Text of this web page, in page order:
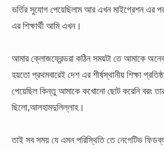
ভর্তির সুযোগ পেয়েছিলাম আর এখন মাইগ্রেশন এর
এর শিক্ষার্থী আমি এখন।
আমার ক্লোজফ্রেন্ডরা কঠিন সময়টা তে আমাকে অনেক
হয়তো প্রথমবারেই দেশ এর শীর্ষস্থানীয় শিক্ষা
পেয়েছিল কিন্তু আমাকে কখোনো ছোট করেনি বরং
ছিলো,আলহামদুলিল্লাহ।
তাই সব সময় যে এমন পরিস্থিতি তে নেগেটিভ